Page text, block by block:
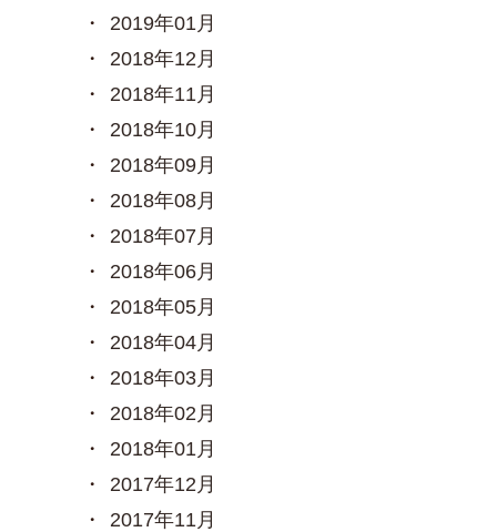
2019年01月
2018年12月
2018年11月
2018年10月
2018年09月
2018年08月
2018年07月
2018年06月
2018年05月
2018年04月
2018年03月
2018年02月
2018年01月
2017年12月
2017年11月